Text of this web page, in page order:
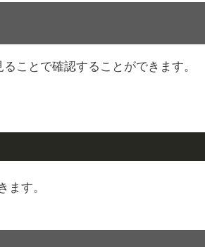
ことで確認することができます。
ます。